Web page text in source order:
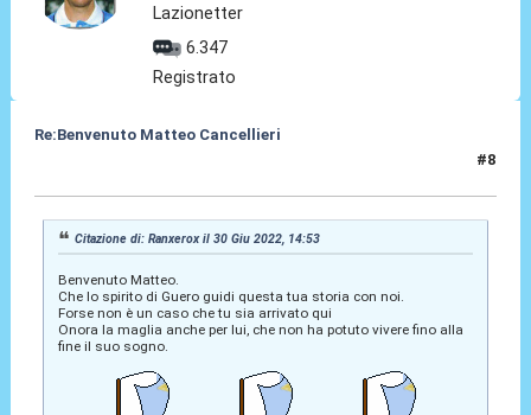
Lazionetter
6.347
Registrato
Re:Benvenuto Matteo Cancellieri
#8
Citazione di: Ranxerox il 30 Giu 2022, 14:53
Benvenuto Matteo.
Che lo spirito di Guero guidi questa tua storia con noi.
Forse non è un caso che tu sia arrivato qui
Onora la maglia anche per lui, che non ha potuto vivere fino alla
fine il suo sogno.